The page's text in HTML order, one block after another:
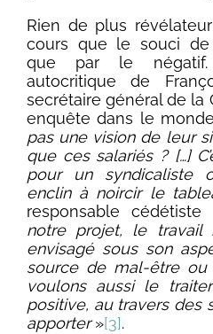
Rien de plus
cours que le souci de
que par le
autocritique de
secrétaire général de la
enquête dans le
pas une vision de leur
que ces salariés ? […]
pour un syndicaliste
enclin à noircir le
responsable cédétiste
notre projet, le travail
envisagé sous son
source de mal-être ou
voulons aussi le
positive, au travers des
apporter»[3].